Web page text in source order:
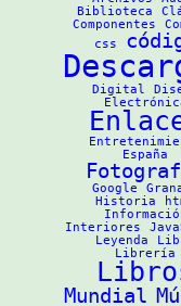
que
/
Biblioteca
Componentes
css
Digital
España
Google
Historia
Interiores
Leyenda
Librería
Mundial